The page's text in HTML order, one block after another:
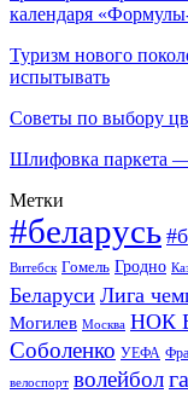
календаря
Туризм нового
испытывать
Советы по выбору
Шлифовка паркета —
Метки
#беларусь
Витебск Гомель Гродно
Беларуси Лига
Могилев Москва НОК
Соболенко УЕФА
велоспорт волейбол